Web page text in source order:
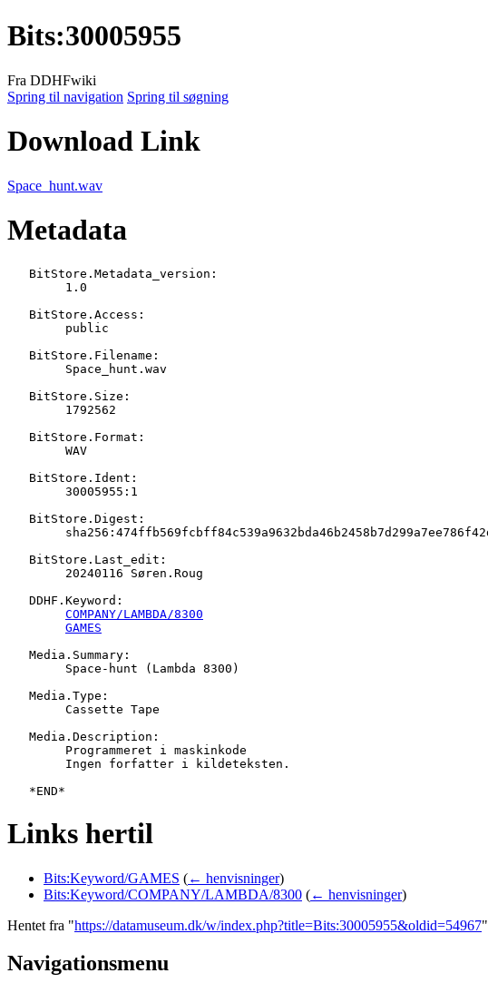
Bits:30005955
Fra DDHFwiki
Spring til navigation Spring til søgning
Download Link
Space_hunt.wav
Metadata
   BitStore.Metadata_version:
   BitStore.Access:
   BitStore.Filename:
   BitStore.Size:
   BitStore.Format:
   BitStore.Ident:
   BitStore.Digest:
   BitStore.Last_edit:
   DDHF.Keyword:
COMPANY/LAMBDA/8300
GAMES
   Media.Summary:
   Media.Type:
   Media.Description:
Links hertil
Bits:Keyword/GAMES (← henvisninger)
Bits:Keyword/COMPANY/LAMBDA/8300 (← henvisninger)
Hentet fra "https://datamuseum.dk/w/index.php?title=Bits:30005955&oldid=54967"
Navigationsmenu